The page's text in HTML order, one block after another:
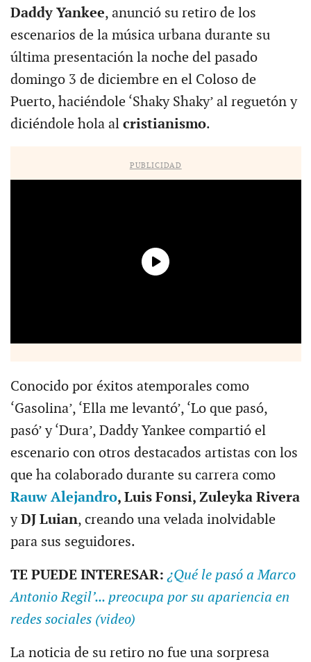
Daddy Yankee, anunció su retiro de los
escenarios de la música urbana durante su
última presentación la noche del pasado
domingo 3 de diciembre en el Coloso de
Puerto, haciéndole ‘Shaky Shaky’ al reguetón y
diciéndole hola al cristianismo.
PUBLICIDAD
Conocido por éxitos atemporales como
‘Gasolina’, ‘Ella me levantó’, ‘Lo que pasó,
pasó’ y ‘Dura’, Daddy Yankee compartió el
escenario con otros destacados artistas con los
que ha colaborado durante su carrera como
Rauw Alejandro, Luis Fonsi, Zuleyka Rivera
yDJ Luian, creando una velada inolvidable
para sus seguidores.
TE PUEDE INTERESAR:¿Qué le pasó a Marco
Antonio Regil’... preocupa por su apariencia en
redes sociales (video)
La noticia de su retiro no fue una sorpresa